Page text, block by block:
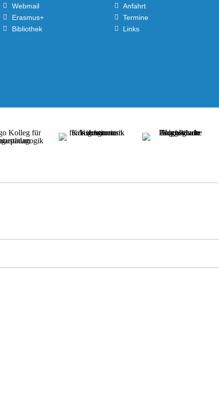
Webmail
Erasmus+
Bibliothek
Anfahrt
Termine
Links